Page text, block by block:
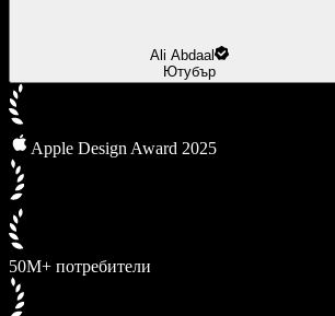
Ali Abdaal
Ютубър
Apple Design Award 2025
50M+ потребители